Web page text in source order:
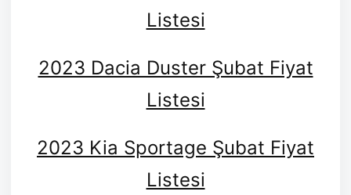
Listesi
2023 Dacia Duster Şubat Fiyat
Listesi
2023 Kia Sportage Şubat Fiyat
Listesi